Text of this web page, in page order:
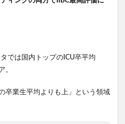
では国内トップのICU卒平均
。
卒業生平均よりも上」という領域